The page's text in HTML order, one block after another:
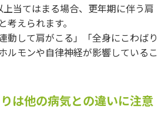
当てはまる場合、更年期に伴う肩
考えられます。
動して肩がこる」「全身にこわばり
ルモンや自律神経が影響しているこ
は他の病気との違いに注意